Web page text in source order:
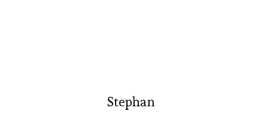
Stephan